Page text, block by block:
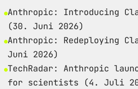
Anthropic: Introducing
(30. Juni 2026)
Anthropic: Redeploying
Juni 2026)
TechRadar: Anthropic
for scientists (4. Juli